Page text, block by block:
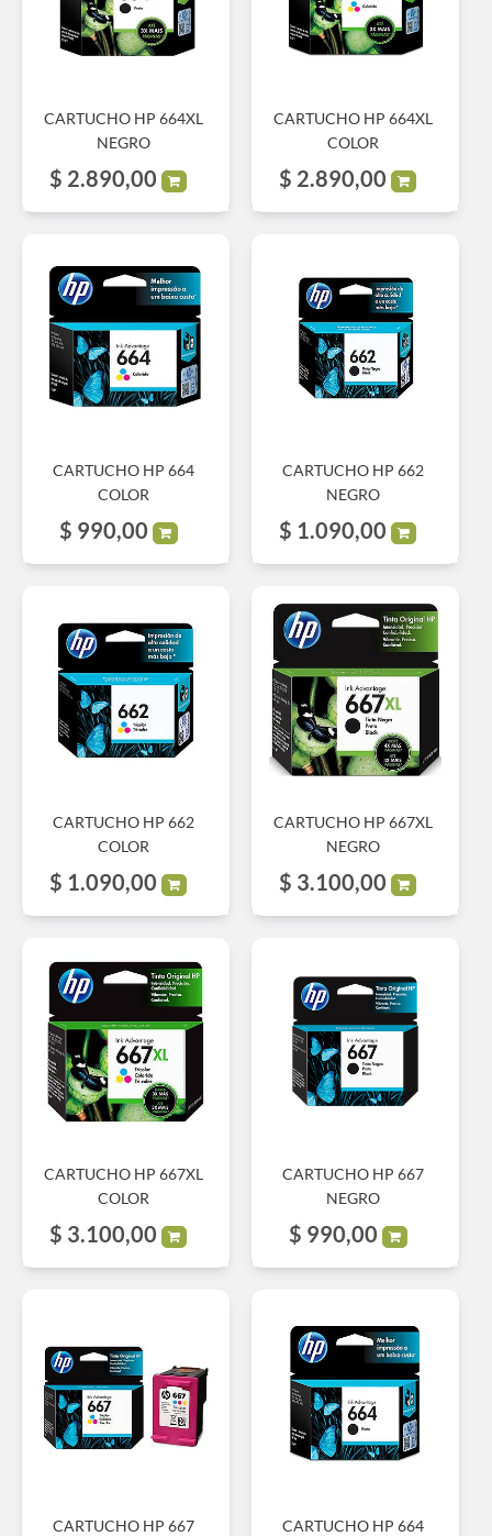
CARTUCHO HP 664XL
NEGRO
$ 2.890,00
CARTUCHO HP 664XL
COLOR
$ 2.890,00
CARTUCHO HP 664
COLOR
$ 990,00
CARTUCHO HP 662
NEGRO
$ 1.090,00
CARTUCHO HP 662
COLOR
$ 1.090,00
CARTUCHO HP 667XL
NEGRO
$ 3.100,00
CARTUCHO HP 667XL
COLOR
$ 3.100,00
CARTUCHO HP 667
NEGRO
$ 990,00
CARTUCHO HP 667 CARTUCHO HP 664